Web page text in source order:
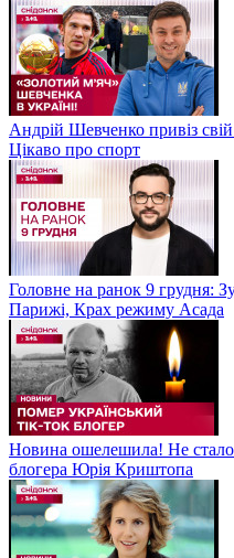
Андрій Шевченко привіз
Цікаво про спорт
Головне на ранок 9 грудня:
Парижі, Крах режиму Асада
Новина ошелешила! Не стало
блогера Юрія Криштопа